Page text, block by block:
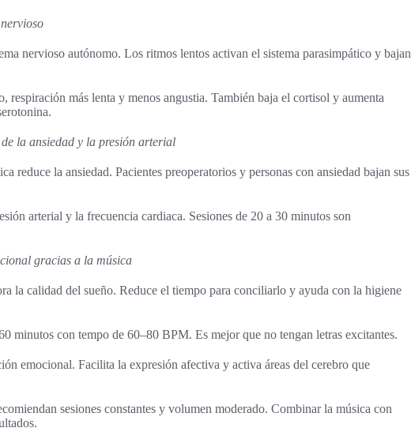
nervioso autónomo. Los ritmos lentos activan el sistema parasimpático y bajan
respiración más lenta y menos angustia. También baja el cortisol y aumenta
la ansiedad y la presión arterial
reduce la ansiedad. Pacientes preoperatorios y personas con ansiedad bajan sus
arterial y la frecuencia cardiaca. Sesiones de 20 a 30 minutos son
gracias a la música
la calidad del sueño. Reduce el tiempo para conciliarlo y ayuda con la higiene
minutos con tempo de 60–80 BPM. Es mejor que no tengan letras excitantes.
emocional. Facilita la expresión afectiva y activa áreas del cerebro que
sesiones constantes y volumen moderado. Combinar la música con